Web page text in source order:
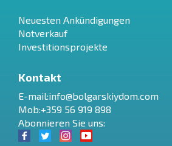
Neuesten Ankündigungen
Notverkauf
Investitionsprojekte
Kontakt
E-mail:info@bolgarskiydom.com
Mob:+359 56 919 898
Abonnieren Sie uns: